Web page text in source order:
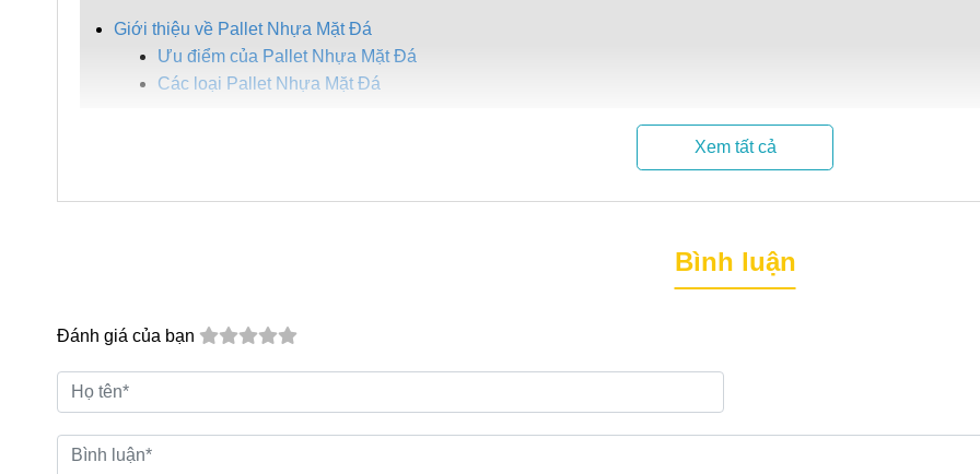
Giới thiệu về Pallet Nhựa Mặt Đá
Ưu điểm của Pallet Nhựa Mặt Đá
Các loại Pallet Nhựa Mặt Đá
Xem tất cả
Bình luận
Đánh giá của bạn